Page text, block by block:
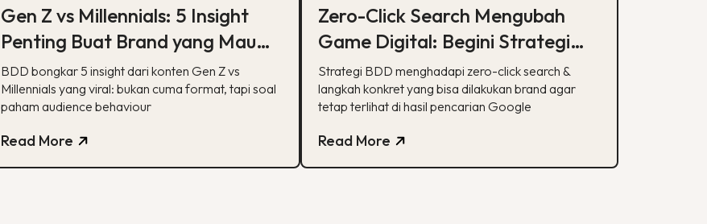
Gen Z vs Millennials: 5 Insight
Penting Buat Brand yang Mau
Tumbuh Lewat Konten
BDD bongkar 5 insight dari konten Gen Z vs
Millennials yang viral: bukan cuma format, tapi soal
paham audience behaviour
Read More
Zero-Click Search Mengubah
Game Digital: Begini Strategi
BDD & Apa yang Bisa Dilakukan
Brand
Strategi BDD menghadapi zero-click search &
langkah konkret yang bisa dilakukan brand agar
tetap terlihat di hasil pencarian Google
Read More